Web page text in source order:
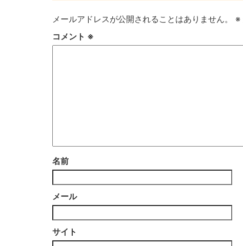
メールアドレスが公開されることはありません。 ※
コメント ※
名前
メール
サイト